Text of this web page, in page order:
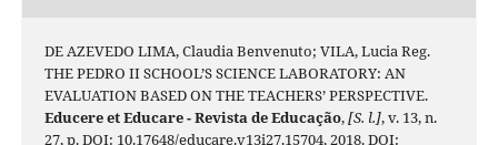
DE AZEVEDO LIMA, Claudia Benvenuto; VILA, Lucia Reg.
THE PEDRO II SCHOOL’S SCIENCE LABORATORY: AN
EVALUATION BASED ON THE TEACHERS’ PERSPECTIVE.
Educere et Educare - Revista de Educação,[S. l.], v. 13, n.
27, p. DOI: 10.17648/educare.v13i27.15704, 2018. DOI: